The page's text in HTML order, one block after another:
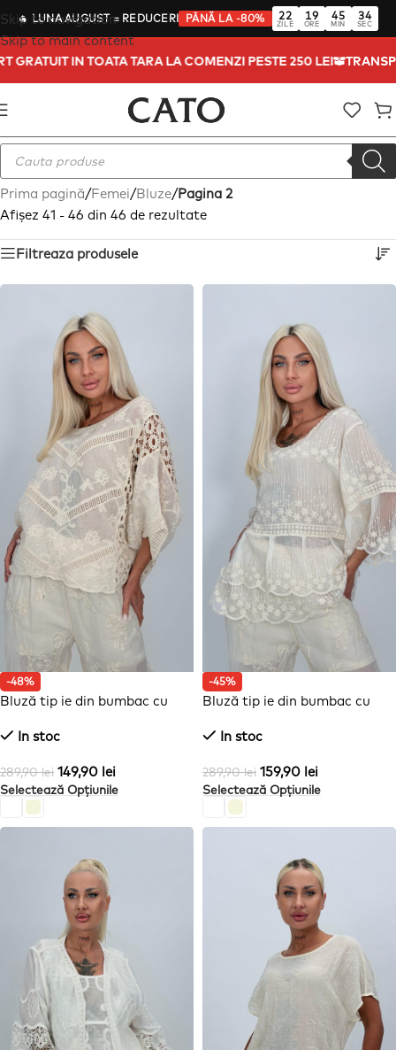
🔥 LUNA AUGUST= REDUCERI PÂNĂ LA -80% 22
ZILE
19
ORE
45
MIN
32
SEC
Skip to navigation
Skip to main content
TRANSPORT GRATUIT IN TOATA TARA LA COMENZI PESTE 250
Prima pagină/Femei/Bluze/Pagina 2
Afișez 41 - 46 din 46 de rezultate
Filtreaza produsele
-48%
Bluză tip ie din bumbac cu
In stoc
289,90lei 149,90 lei
Selectează Opțiunile
-45%
Bluză tip ie din bumbac cu
In stoc
289,90lei 159,90 lei
Selectează Opțiunile